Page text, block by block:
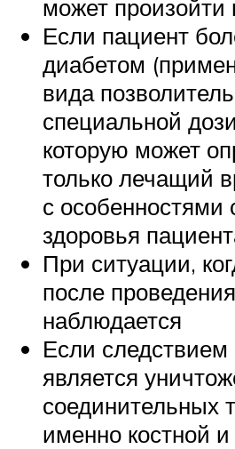
может произойти
Если пациент
диабетом
вида
специальной
которую может
только лечащий
с особенностями
здоровья
При ситуации,
после
наблюдается
Если следствием
является
соединительных
именно костной